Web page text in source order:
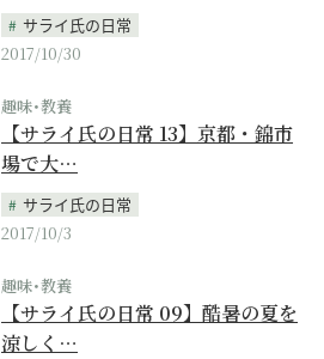
サライ氏の日常
2017/10/30
趣味･教養
【サライ氏の日常 13】京都・錦市
場で大…
サライ氏の日常
2017/10/3
趣味･教養
【サライ氏の日常 09】酷暑の夏を
涼しく…